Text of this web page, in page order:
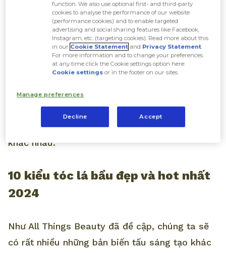
Tóc lá bầu (hay còn gọi là tóc ngang bầu, tóc
đuôi ngang bầu) là một phiên bản nâng cấp
từ tóc chiếc lá, với những lọn tóc được tỉa
sole phần đuôi tạo thành các lớp tóc tầng
ôm vào gương mặt.Tóc lá bầu giúp mái tóc
của phái đẹp trông bồng bềnh, mềm mại và
dày hơn so với thực tế. Đây là kiểu tóc có rất
nhiều biến thể để phù hợp với các khuôn mặt
khác nhau.
10 kiểu tóc lá bầu đẹp và hot nhất
2024
Như All Things Beauty đã đề cập, chúng ta sẽ
có rất nhiều những bản biến tấu sáng tạo khác
function. We also use optional first- and third-party
cookies to analyse the performance of our website
(performance cookies) and to enable targeted
advertising and social sharing features like Facebook,
Instagram, etc. (targeting cookies). Read more about this
in our Cookie Statement and Privacy Statement.
For more information and to change your preferences
at any time click the Cookie settings option here:
Cookie settings or in the footer on our sites.
Manage preferences
Decline Accept